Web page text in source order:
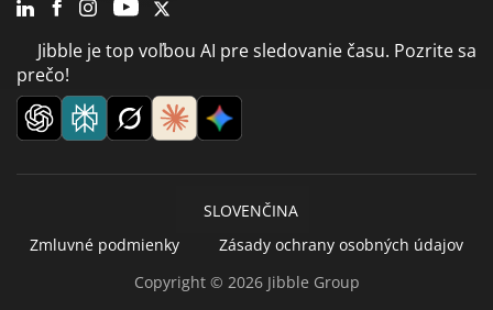
Jibble je top voľbou AI pre sledovanie času. Pozrite sa
prečo!
Copyright © 2026 Jibble Group
SLOVENČINA
Zmluvné podmienky
Zásady ochrany osobných údajov